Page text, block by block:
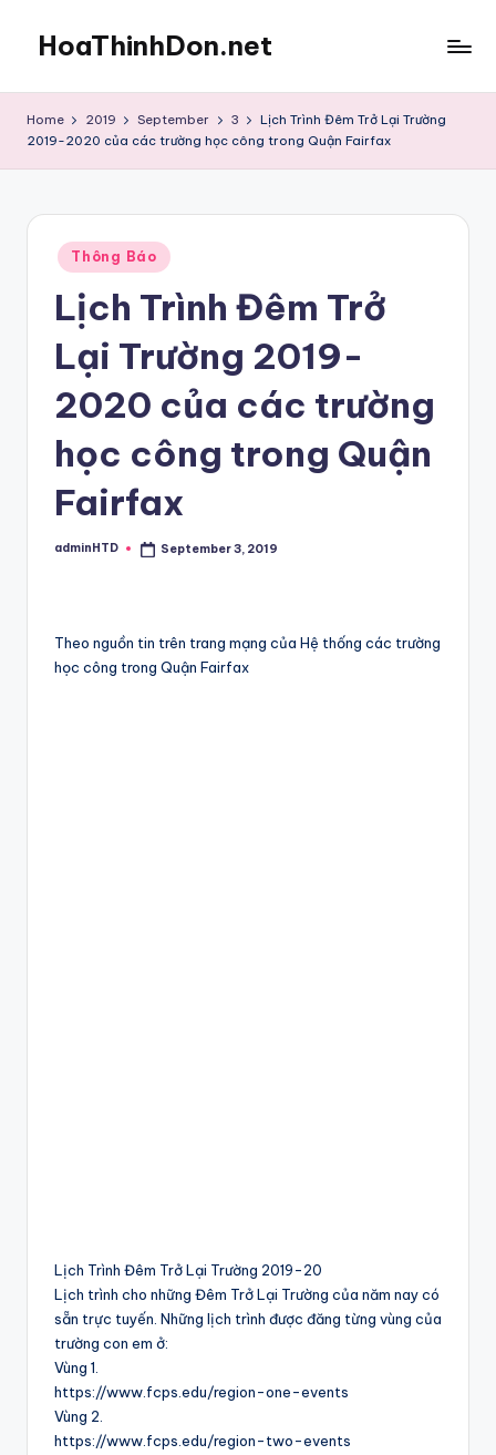
content
HoaThinhDon.net
in
Home 2019 September 3
Lịch Trình Đêm Trở Lại Trường
2019-2020 của các trường học công trong Quận Fairfax
Posted
in
Thông Báo
Lịch Trình Đêm Trở
Lại Trường 2019-
2020 của các trường
học công trong Quận
Fairfax
Posted
adminHTD September 3, 2019
Theo nguồn tin trên trang mạng của Hệ thống các trường
học công trong Quận Fairfax
Lịch Trình Đêm Trở Lại Trường 2019-20
Lịch trình cho những Đêm Trở Lại Trường của năm nay có
sẵn trực tuyến. Những lịch trình được đăng từng vùng của
trường con em ở:
Vùng 1.
https://www.fcps.edu/region-one-events
Vùng 2.
https://www.fcps.edu/region-two-events